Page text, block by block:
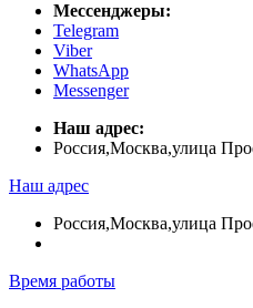
Мессенджеры:
Telegram
Viber
WhatsApp
Messenger
Наш адрес:
Россия,Москва,улица
Наш адрес
Россия,Москва,улица
Время работы